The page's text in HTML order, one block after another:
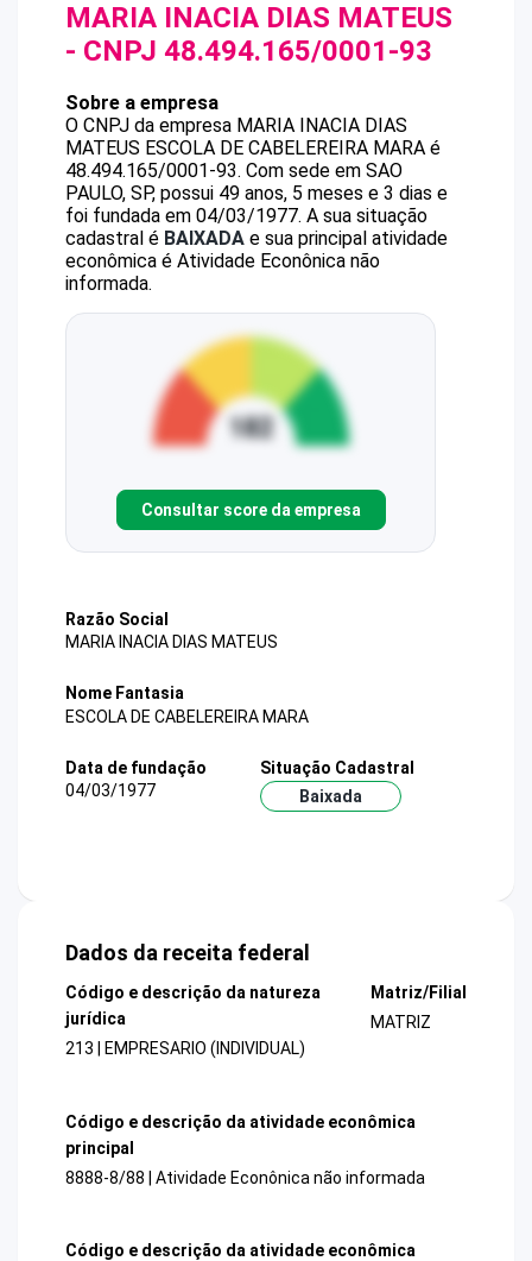
MARIA INACIA DIAS MATEUS
- CNPJ 48.494.165/0001-93
Sobre a empresa
O CNPJ da empresa MARIA INACIA DIAS
MATEUS ESCOLA DE CABELEREIRA MARA é
48.494.165/0001-93. Com sede em SAO
PAULO, SP, possui 49 anos, 5 meses e 3 dias e
foi fundada em 04/03/1977. A sua situação
cadastral é BAIXADA e sua principal atividade
econômica é Atividade Econônica não
informada.
Consultar score da empresa
Razão Social
MARIA INACIA DIAS MATEUS
Nome Fantasia
ESCOLA DE CABELEREIRA MARA
Data de fundação
04/03/1977
Situação Cadastral
Baixada
Dados da receita federal
Código e descrição da natureza
jurídica
213 | EMPRESARIO (INDIVIDUAL)
Matriz/Filial
MATRIZ
Código e descrição da atividade econômica
principal
8888-8/88 | Atividade Econônica não informada
Código e descrição da atividade econômica